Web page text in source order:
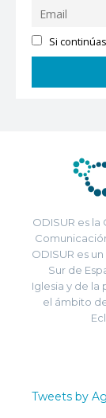
Si
ODISUR es
ODISUR es
Sur de
Iglesia y de la
el ámbito
Tweets by